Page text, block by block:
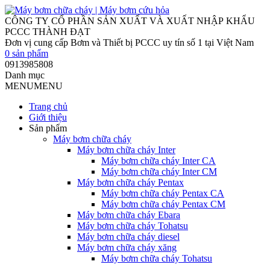
0 sản phẩm
0913985808
Danh mục
MENUMENU
Trang chủ
Giới thiệu
Sản phẩm
Máy bơm chữa cháy
Máy bơm chữa cháy Inter
Máy bơm chữa cháy Inter CA
Máy bơm chữa cháy Inter CM
Máy bơm chữa cháy Pentax
Máy bơm chữa cháy Pentax CA
Máy bơm chữa cháy Pentax CM
Máy bơm chữa cháy Ebara
Máy bơm chữa cháy Tohatsu
Máy bơm chữa cháy diesel
Máy bơm chữa cháy xăng
Máy bơm chữa cháy Tohatsu